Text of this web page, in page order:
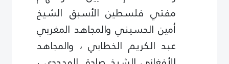
مفتي فلسطين الأسبق الشيخ
أمين الحسيني والمجاهد المغربي
عبد الكريم الخطابي ، والمجاهد